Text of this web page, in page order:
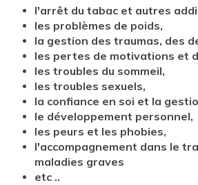
l'arrêt du tabac et autres
les problèmes de poids,
la gestion des traumas, des
les pertes de motivations et
les troubles du sommeil,
les troubles sexuels,
la confiance en soi et la
le développement personnel,
les peurs et les phobies,
l'accompagnement dans le
maladies graves
etc ..